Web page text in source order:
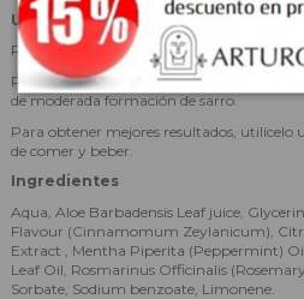
Uso
Rocíe en ambas comisuras de la boca
Pulverizar dos veces en caso de fuerte
de moderada formación de sarro.
Para obtener mejores resultados, utilícelo
de comer y beber.
Ingredientes
Aqua, Aloe Barbadensis Leaf juice,
Flavour (Cinnamomum Zeylanicum),
Extract , Mentha Piperita (Peppermint)
Leaf Oil, Rosmarinus Officinalis
Sorbate, Sodium benzoate, Limonene.